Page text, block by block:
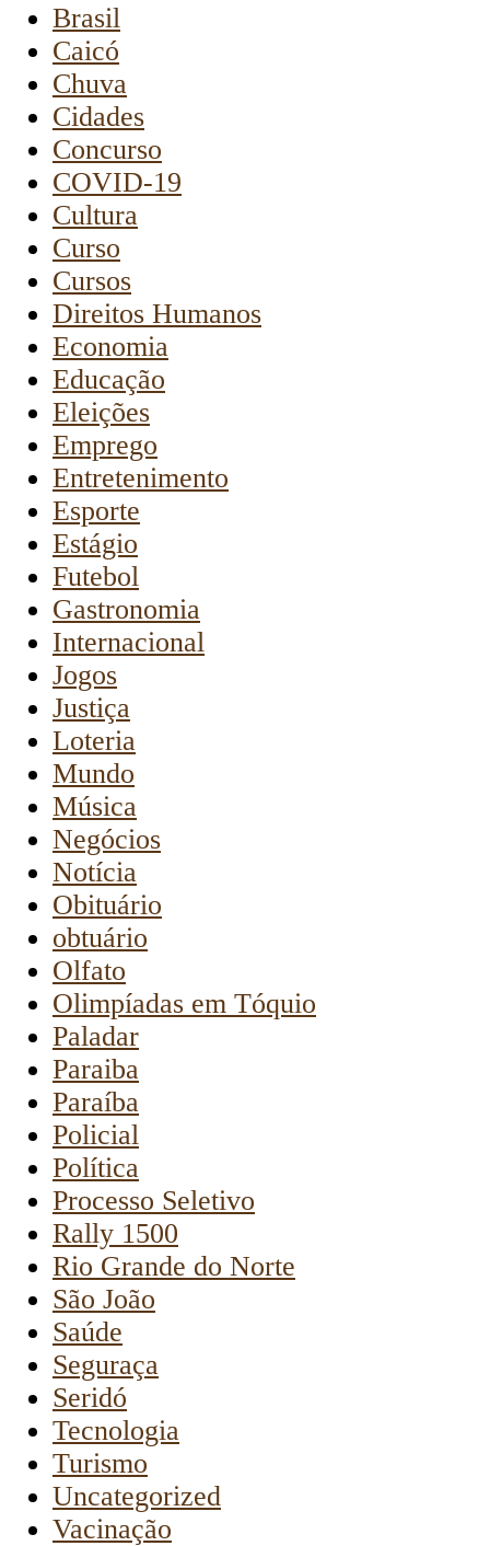
Brasil
Caicó
Chuva
Cidades
Concurso
COVID-19
Cultura
Curso
Cursos
Direitos Humanos
Economia
Educação
Eleições
Emprego
Entretenimento
Esporte
Estágio
Futebol
Gastronomia
Internacional
Jogos
Justiça
Loteria
Mundo
Música
Negócios
Notícia
Obituário
obtuário
Olfato
Olimpíadas em Tóquio
Paladar
Paraiba
Paraíba
Policial
Política
Processo Seletivo
Rally 1500
Rio Grande do Norte
São João
Saúde
Seguraça
Seridó
Tecnologia
Turismo
Uncategorized
Vacinação